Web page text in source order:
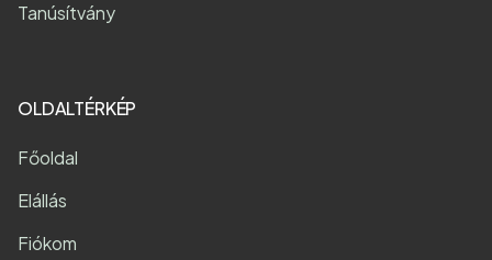
Tanúsítvány
OLDALTÉRKÉP
Főoldal
Elállás
Fiókom